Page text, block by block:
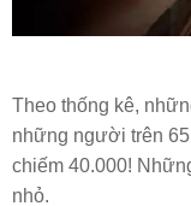
Theo thống kê,
những người trên
chiếm 40.000!
nhỏ.